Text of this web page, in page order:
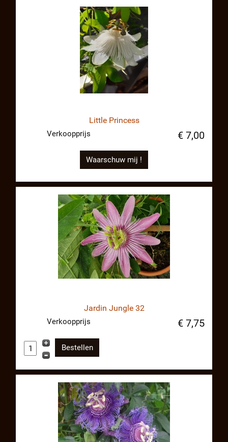
Little Princess
Verkoopprijs € 7,00
Waarschuw mij !
Jardin Jungle 32
Verkoopprijs € 7,75